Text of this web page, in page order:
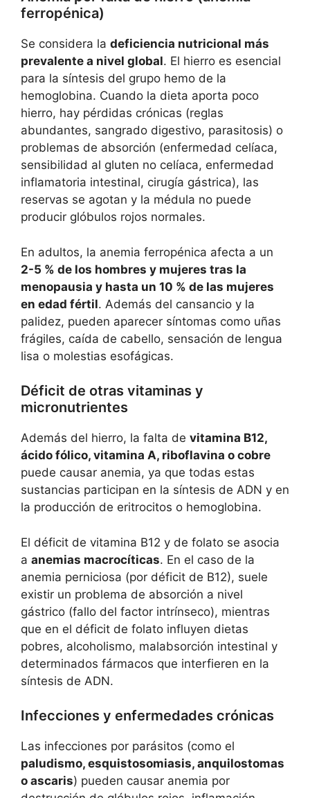
ferropénica)
Se considera la deficiencia nutricional más
prevalente a nivel global. El hierro es esencial
para la síntesis del grupo hemo de la
hemoglobina. Cuando la dieta aporta poco
hierro, hay pérdidas crónicas (reglas
abundantes, sangrado digestivo, parasitosis) o
problemas de absorción (enfermedad celíaca,
sensibilidad al gluten no celíaca, enfermedad
inflamatoria intestinal, cirugía gástrica), las
reservas se agotan y la médula no puede
producir glóbulos rojos normales.
En adultos, la anemia ferropénica afecta a un
2-5 % de los hombres y mujeres tras la
menopausia y hasta un 10 % de las mujeres
en edad fértil. Además del cansancio y la
palidez, pueden aparecer síntomas como uñas
frágiles, caída de cabello, sensación de lengua
lisa o molestias esofágicas.
Déficit de otras vitaminas y
micronutrientes
Además del hierro, la falta de vitamina B12,
ácido fólico, vitamina A, riboflavina o cobre
puede causar anemia, ya que todas estas
sustancias participan en la síntesis de ADN y en
la producción de eritrocitos o hemoglobina.
El déficit de vitamina B12 y de folato se asocia
a anemias macrocíticas. En el caso de la
anemia perniciosa (por déficit de B12), suele
existir un problema de absorción a nivel
gástrico (fallo del factor intrínseco), mientras
que en el déficit de folato influyen dietas
pobres, alcoholismo, malabsorción intestinal y
determinados fármacos que interfieren en la
síntesis de ADN.
Infecciones y enfermedades crónicas
Las infecciones por parásitos (como el
paludismo, esquistosomiasis, anquilostomas
o ascaris) pueden causar anemia por